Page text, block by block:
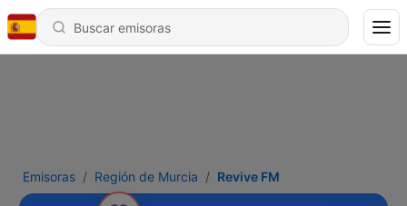
Emisoras Región de Murcia Revive FM